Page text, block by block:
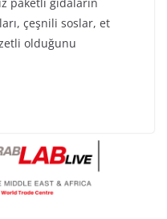
çeşnili soslar, et
olduğunu